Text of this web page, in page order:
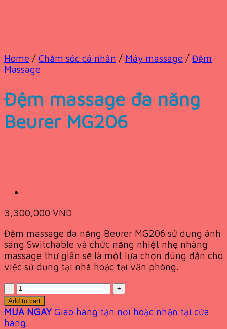
Home / Chăm sóc cá nhân / Máy massage / Đệm
Massage
Đệm massage đa năng
Beurer MG206
3,300,000 VND
Đệm massage đa năng Beurer MG206 sử dụng ánh
sáng Switchable và chức năng nhiệt nhẹ nhàng
massage thư giãn sẽ là một lựa chọn đúng đắn cho
việc sử dụng tại nhà hoặc tại văn phòng.
Quantity
Add to cart
MUA NGAY Giao hàng tận nơi hoặc nhận tại cửa
hàng.